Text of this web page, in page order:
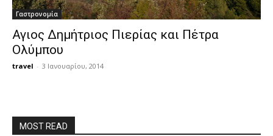
Γαστρονομία
Αγιος Δημήτριος Πιερίας και Πέτρα
Ολύμπου
travel - 3 Ιανουαρίου, 2014
MOST READ